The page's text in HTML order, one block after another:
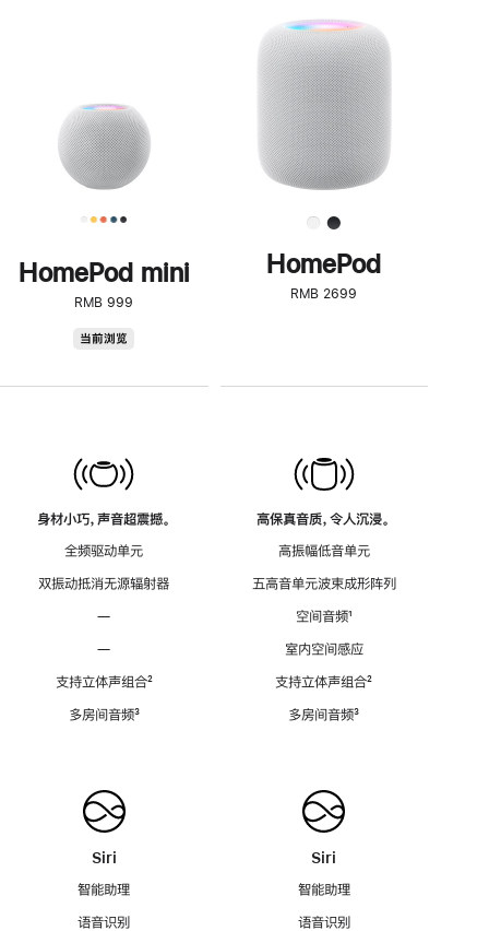
HomePod mini
RMB 999
当前浏览
身材小巧，声音超震撼。
全频驱动单元
双振动抵消无源辐射器
—
—
支持立体声组合脚
²
多房间音频脚
³
Siri
智能助理
语音识别
步
了
解
HomePod<
HomePod
RMB 2699
高保真音质，令人沉浸。
高振幅低音单元
五高音单元波束成形阵列
空间音频脚
¹
室内空间感应
支持立体声组合脚
²
多房间音频脚
³
Siri
智能助理
语音识别